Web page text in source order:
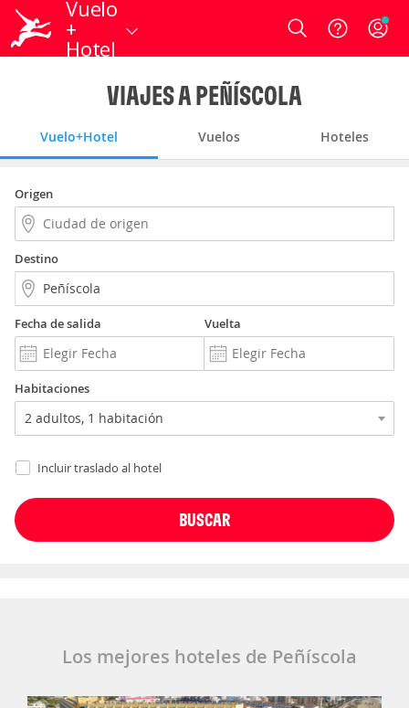
Vuelo
+
Hotel
Login
VIAJES A PEÑÍSCOLA
Vuelo+Hotel Vuelos Hoteles
Origen
Destino
Fecha de salida Vuelta
Habitaciones
Incluir traslado al hotel
Los mejores hoteles de Peñíscola